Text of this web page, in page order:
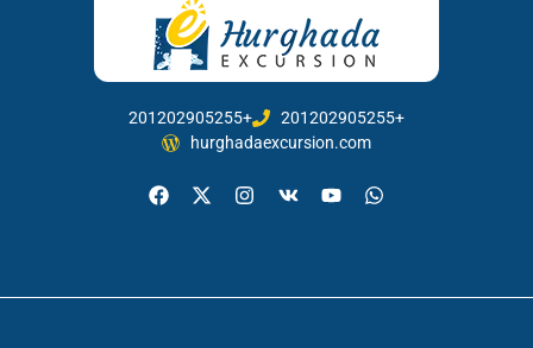
201202905255+
201202905255+
hurghadaexcursion.com